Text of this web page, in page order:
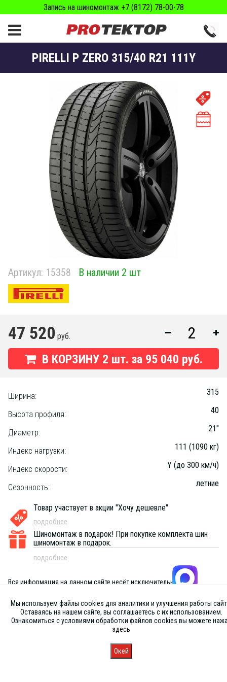
Запись на шиномонтаж +7 (8172) 78-00-78
PIRELLI P ZERO 315/40 R21 111Y
Артикул: 15358 В наличии 2 шт
47 520 руб.
В КОРЗИНУ 2 шт. за 95 040 руб.
Ширина: 315
Высота профиля: 40
Диаметр: 21"
Индекс нагрузки: 111 (1090 кг)
Индекс скорости: Y (до 300 км/ч)
Сезонность: летние
Товар участвует в акции "Хочу дешевле"
подробнее
Шиномонтаж в подарок! При покупке комплекта шин
шиномонтаж в подарок.
подробнее
Вся информация на данном сайте несёт исключительно
публичной офертой, определяемой положениями Статьи 437 (2) ГК
РФ
Запись
Мы используем файлы cookies для аналитики и улучшения работы
Оставаясь на нашем сайте, вы соглашаетесь с их использованием.
Ознакомиться с условиями обработки файлов cookies вы можете
здесь
Окей